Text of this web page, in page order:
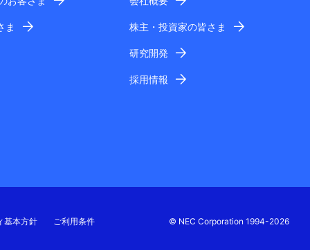
ま 株主・投資家の皆さま
研究開発
採用情報
基本方針
ご利用条件
© NEC Corporation 1994-2026